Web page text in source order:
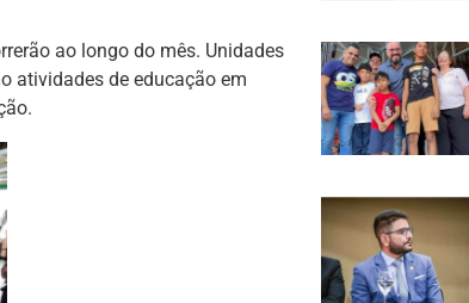
ao longo do mês. Unidades
atividades de educação em